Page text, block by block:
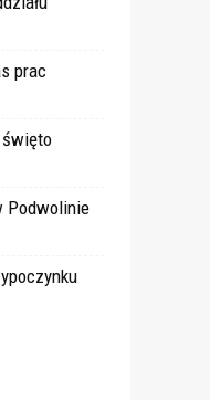
prac
Podwolinie